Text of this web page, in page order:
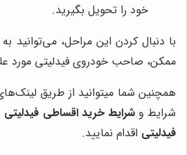
خود را تحویل بگیرید.
با دنبال کردن این مراحل، می‌توانید
ممکن، صاحب خودروی فیدلیتی مورد
همچنین شما میتوانید از طریق
شرایط وشرایط خرید اقساطی فیدلیتی
فیدلیتی اقدام نمایید.